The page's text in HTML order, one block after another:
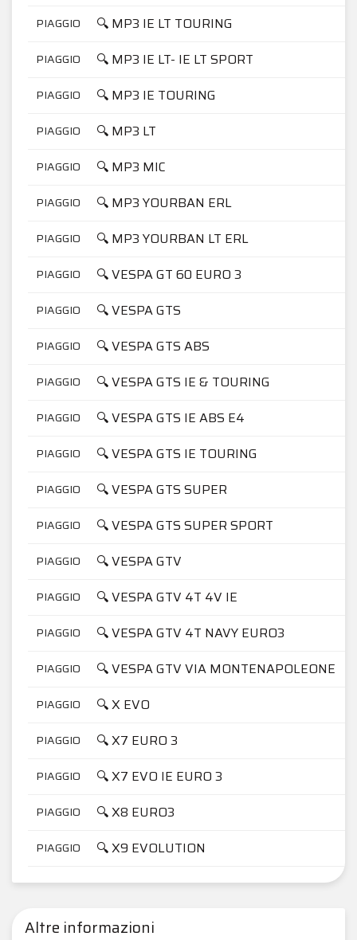
PIAGGIO 🔍 MP3 IE LT TOURING
PIAGGIO 🔍 MP3 IE LT- IE LT SPORT
PIAGGIO 🔍 MP3 IE TOURING
PIAGGIO 🔍 MP3 LT
PIAGGIO 🔍 MP3 MIC
PIAGGIO 🔍 MP3 YOURBAN ERL
PIAGGIO 🔍 MP3 YOURBAN LT ERL
PIAGGIO 🔍 VESPA GT 60 EURO 3
PIAGGIO 🔍 VESPA GTS
PIAGGIO 🔍 VESPA GTS ABS
PIAGGIO 🔍 VESPA GTS IE & TOURING
PIAGGIO 🔍 VESPA GTS IE ABS E4
PIAGGIO 🔍 VESPA GTS IE TOURING
PIAGGIO 🔍 VESPA GTS SUPER
PIAGGIO 🔍 VESPA GTS SUPER SPORT
PIAGGIO 🔍 VESPA GTV
PIAGGIO 🔍 VESPA GTV 4T 4V IE
PIAGGIO 🔍 VESPA GTV 4T NAVY EURO3
PIAGGIO 🔍 VESPA GTV VIA MONTENAPOLEONE
PIAGGIO 🔍 X EVO
PIAGGIO 🔍 X7 EURO 3
PIAGGIO 🔍 X7 EVO IE EURO 3
PIAGGIO 🔍 X8 EURO3
PIAGGIO 🔍 X9 EVOLUTION
Altre informazioni